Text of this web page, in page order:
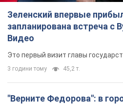
Зеленский впервые
запланирована встреча с
Видео
Это первый визит главы
3 години тому 45,2 т.
"Верните Федорова": в